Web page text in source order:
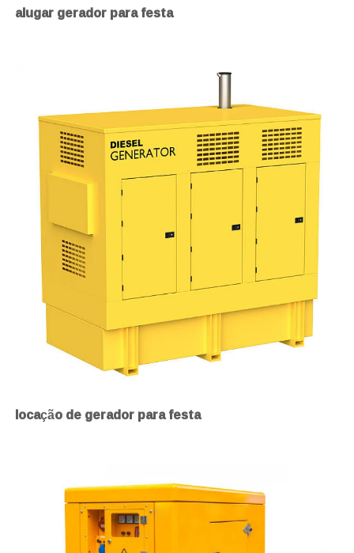
alugar gerador para festa
locação de gerador para festa